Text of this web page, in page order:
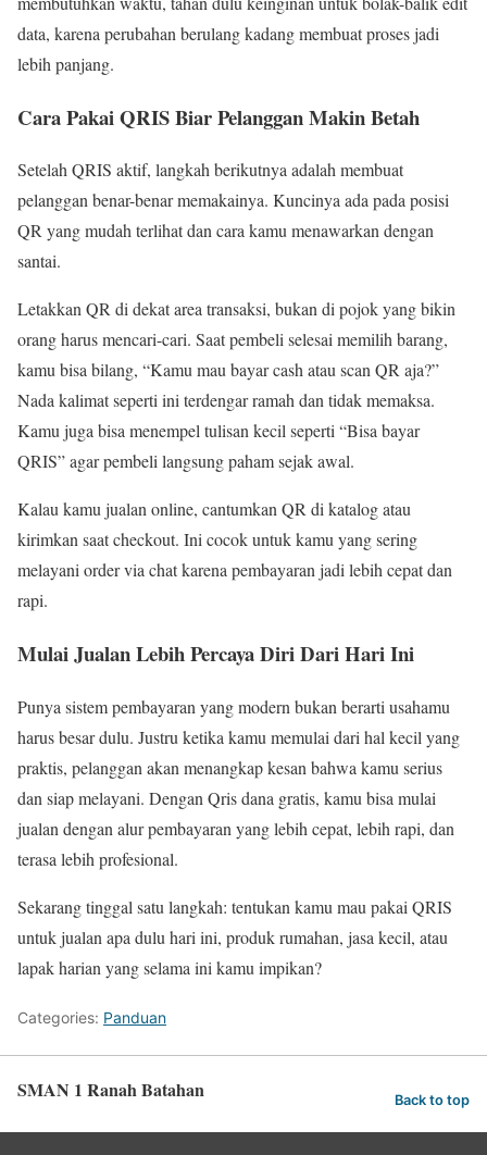
data, karena perubahan berulang kadang membuat proses jadi
lebih panjang.
Cara Pakai QRIS Biar Pelanggan Makin Betah
Setelah QRIS aktif, langkah berikutnya adalah membuat
pelanggan benar-benar memakainya. Kuncinya ada pada posisi
QR yang mudah terlihat dan cara kamu menawarkan dengan
santai.
Letakkan QR di dekat area transaksi, bukan di pojok yang bikin
orang harus mencari-cari. Saat pembeli selesai memilih barang,
kamu bisa bilang, “Kamu mau bayar cash atau scan QR aja?”
Nada kalimat seperti ini terdengar ramah dan tidak memaksa.
Kamu juga bisa menempel tulisan kecil seperti “Bisa bayar
QRIS” agar pembeli langsung paham sejak awal.
Kalau kamu jualan online, cantumkan QR di katalog atau
kirimkan saat checkout. Ini cocok untuk kamu yang sering
melayani order via chat karena pembayaran jadi lebih cepat dan
rapi.
Mulai Jualan Lebih Percaya Diri Dari Hari Ini
Punya sistem pembayaran yang modern bukan berarti usahamu
harus besar dulu. Justru ketika kamu memulai dari hal kecil yang
praktis, pelanggan akan menangkap kesan bahwa kamu serius
dan siap melayani. Dengan Qris dana gratis, kamu bisa mulai
jualan dengan alur pembayaran yang lebih cepat, lebih rapi, dan
terasa lebih profesional.
Sekarang tinggal satu langkah: tentukan kamu mau pakai QRIS
untuk jualan apa dulu hari ini, produk rumahan, jasa kecil, atau
lapak harian yang selama ini kamu impikan?
Categories: Panduan
SMAN 1 Ranah Batahan Back to top